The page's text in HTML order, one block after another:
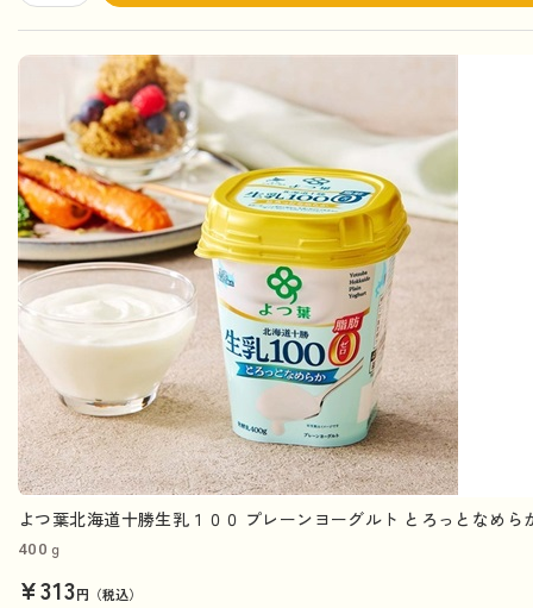
よつ葉北海道十勝生乳１００ プレーンヨーグルト とろっとなめら
400ｇ
¥313円（税込）